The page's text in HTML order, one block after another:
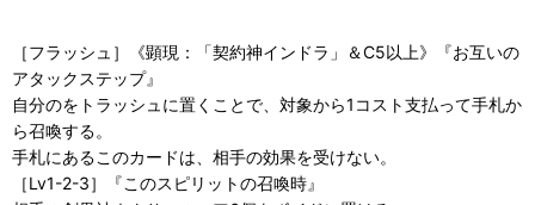
［フラッシュ］《顕現：「契約神インドラ」＆C5以上》『お互いの
アタックステップ』
自分のをトラッシュに置くことで、対象から1コスト支払って手札か
ら召喚する。
手札にあるこのカードは、相手の効果を受けない。
［Lv1-2-3］『このスピリットの召喚時』